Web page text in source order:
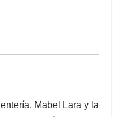
Mabel Lara y la